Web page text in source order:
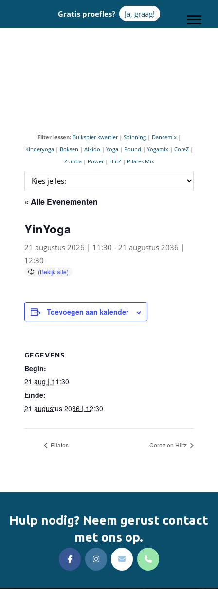
Gratis proefles? Ja, graag!
Filter lessen: Buikspier kwartier| Spinning| Dancemix|
Kinderyoga| Boksen | Aikido | Yoga| Pound | Yogamix| CoreZ|
Zumba| Power| HiitZ| Pilates Mix
« Alle Evenementen
YinYoga
21 augustus 2026 | 11:30 - 21 augustus 2036 |
12:30
Toevoegen aan kalender
GEGEVENS
Begin:
21 aug | 11:30
Einde:
21 augustus 2036 | 12:30
Pilates Corez en Hiitz
Hulp nodig? Neem gerust contact
met ons op.